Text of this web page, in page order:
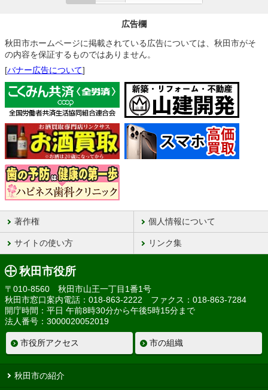
広告欄
秋田市ホームページに掲載されている広告については、秋田市がそ
の内容を保証するものではありません。
[バナー広告について]
著作権 個人情報について
サイトの使い方 リンク集
秋田市役所
〒010-8560 秋田市山王一丁目1番1号
秋田市窓口案内電話：018-863-2222 ファクス：018-863-7284
開庁時間：平日 午前8時30分から午後5時15分まで
法人番号：3000020052019
市役所アクセス 市の組織
秋田市の紹介